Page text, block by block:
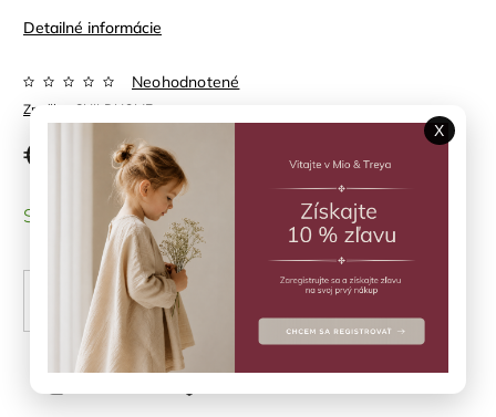
Detailné informácie
Značka: CHILDHOME
Neohodnotené
€71,50
SKLADOM (1 ks)
X